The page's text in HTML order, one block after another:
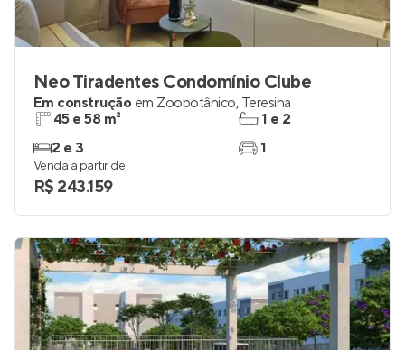
Neo Tiradentes Condomínio Clube
Em construção em Zoobotânico, Teresina
45 e 58 m²
2 e 3
1 e 2
1
Venda a partir de
R$ 243.159